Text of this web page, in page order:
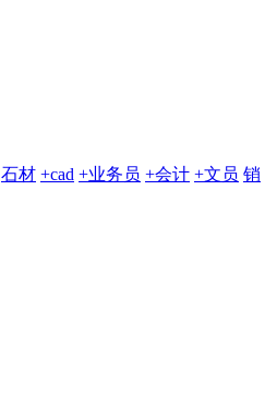
石材 +cad +业务员 +会计 +文员 销